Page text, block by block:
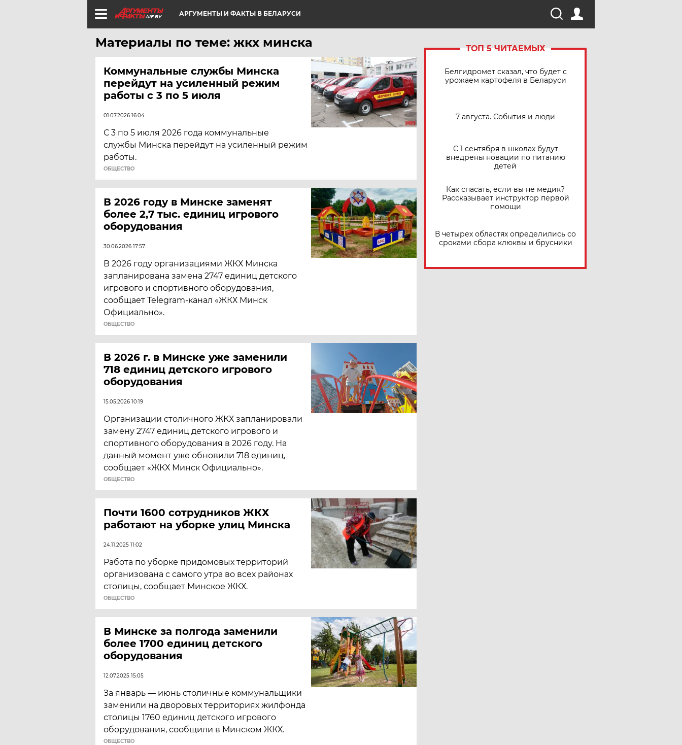
AIF.BY АРГУМЕНТЫ И ФАКТЫ В БЕЛАРУСИ
Материалы по теме: жкх минска
Коммунальные службы Минска
перейдут на усиленный режим
работы с 3 по 5 июля
01.07.2026 16:04
С 3 по 5 июля 2026 года коммунальные
службы Минска перейдут на усиленный режим
работы.
ОБЩЕСТВО
В 2026 году в Минске заменят
более 2,7 тыс. единиц игрового
оборудования
30.06.2026 17:57
В 2026 году организациями ЖКХ Минска
запланирована замена 2747 единиц детского
игрового и спортивного оборудования,
сообщает Telegram-канал «ЖКХ Минск
Официально».
ОБЩЕСТВО
В 2026 г. в Минске уже заменили
718 единиц детского игрового
оборудования
15.05.2026 10:19
Организации столичного ЖКХ запланировали
замену 2747 единиц детского игрового и
спортивного оборудования в 2026 году. На
данный момент уже обновили 718 единиц,
сообщает «ЖКХ Минск Официально».
ОБЩЕСТВО
Почти 1600 сотрудников ЖКХ
работают на уборке улиц Минска
24.11.2025 11:02
Работа по уборке придомовых территорий
организована с самого утра во всех районах
столицы, сообщает Минское ЖКХ.
ОБЩЕСТВО
В Минске за полгода заменили
более 1700 единиц детского
оборудования
12.07.2025 15:05
За январь — июнь столичные коммунальщики
заменили на дворовых территориях жилфонда
столицы 1760 единиц детского игрового
оборудования, сообщили в Минском ЖКХ.
ОБЩЕСТВО
ТОП 5 ЧИТАЕМЫХ
Белгидромет сказал, что будет с
урожаем картофеля в Беларуси
7 августа. События и люди
С 1 сентября в школах будут
внедрены новации по питанию
детей
Как спасать, если вы не медик?
Рассказывает инструктор первой
помощи
В четырех областях определились со
сроками сбора клюквы и брусники